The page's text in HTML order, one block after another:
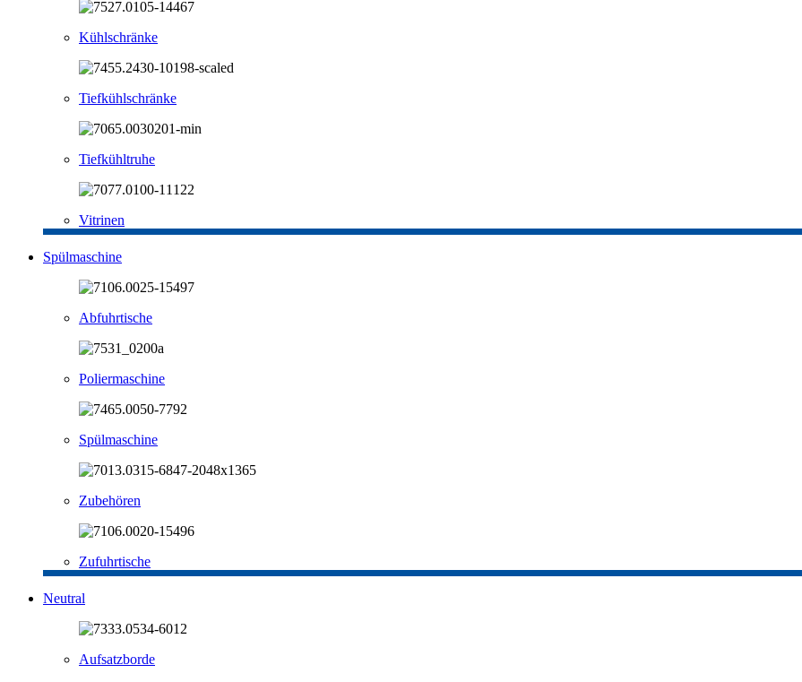
Kühlschränke
Tiefkühlschränke
Tiefkühltruhe
Vitrinen
Spülmaschine
Abfuhrtische
Poliermaschine
Spülmaschine
Zubehören
Zufuhrtische
Neutral
Aufsatzborde